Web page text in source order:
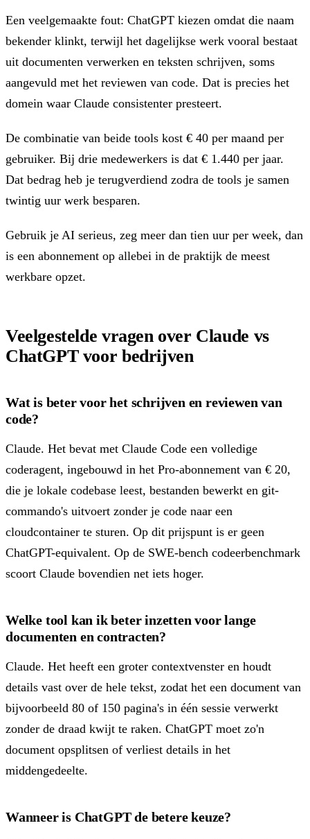
Een veelgemaakte fout: ChatGPT kiezen omdat die naam
bekender klinkt, terwijl het dagelijkse werk vooral bestaat
uit documenten verwerken en teksten schrijven, soms
aangevuld met het reviewen van code. Dat is precies het
domein waar Claude consistenter presteert.
De combinatie van beide tools kost € 40 per maand per
gebruiker. Bij drie medewerkers is dat € 1.440 per jaar.
Dat bedrag heb je terugverdiend zodra de tools je samen
twintig uur werk besparen.
Gebruik je AI serieus, zeg meer dan tien uur per week, dan
is een abonnement op allebei in de praktijk de meest
werkbare opzet.
Veelgestelde vragen over Claude vs
ChatGPT voor bedrijven
Wat is beter voor het schrijven en reviewen van
code?
Claude. Het bevat met Claude Code een volledige
coderagent, ingebouwd in het Pro-abonnement van € 20,
die je lokale codebase leest, bestanden bewerkt en git-
commando's uitvoert zonder je code naar een
cloudcontainer te sturen. Op dit prijspunt is er geen
ChatGPT-equivalent. Op de SWE-bench codeerbenchmark
scoort Claude bovendien net iets hoger.
Welke tool kan ik beter inzetten voor lange
documenten en contracten?
Claude. Het heeft een groter contextvenster en houdt
details vast over de hele tekst, zodat het een document van
bijvoorbeeld 80 of 150 pagina's in één sessie verwerkt
zonder de draad kwijt te raken. ChatGPT moet zo'n
document opsplitsen of verliest details in het
middengedeelte.
Wanneer is ChatGPT de betere keuze?